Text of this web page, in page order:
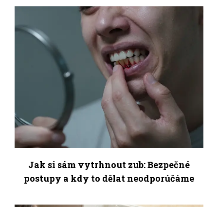
Jak si sám vytrhnout zub: Bezpečné
postupy a kdy to dělat neodporúčáme